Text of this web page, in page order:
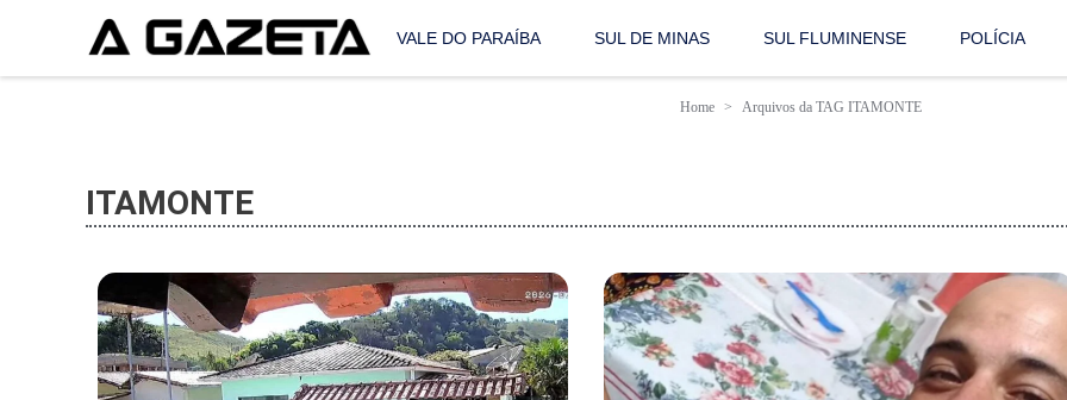
VALE DO PARAÍBA SUL DE MINAS SUL FLUMINENSE POLÍCIA
Home Arquivos da TAG ITAMONTE
ITAMONTE